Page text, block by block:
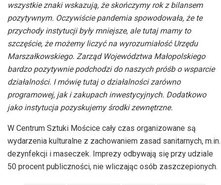
wszystkie znaki wskazują, że skończymy rok z bilansem
pozytywnym. Oczywiście pandemia spowodowała, że te
przychody instytucji były mniejsze, ale tutaj mamy to
szczęście, że możemy liczyć na wyrozumiałość Urzędu
Marszałkowskiego. Zarząd Województwa Małopolskiego
bardzo pozytywnie podchodzi do naszych próśb o wsparcie
działalności. I mówię tutaj o działalności zarówno
programowej, jak i zakupach inwestycyjnych. Dodatkowo
jako instytucja pozyskujemy środki zewnętrzne.
W Centrum Sztuki Mościce cały czas organizowane są
wydarzenia kulturalne z zachowaniem zasad sanitarnych, m.in.
dezynfekcji i maseczek. Imprezy odbywają się przy udziale
50 procent publiczności, nie wliczając osób zaszczepionych.